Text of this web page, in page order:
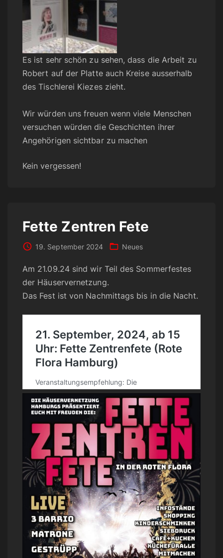
Es ist sehr schön zu sehen, dass die Arbeit zu
Robert auf der Platte auch Kreise ausserhalb
des Tischlerei Kiezes zieht.
Wir würden uns freuen wenn viele Menschen
versuchen würden die Geschichten ihrer
Angehörigen sichtbar zu machen
Kein vergessen!
Fette Zentren Fete
19. September 2024 Neues
Am 21.09.24 sind wir Teil des Sommerfestes
der Häuservernetzung.
Das Fest ist von Nachmittags bis in die Nacht.